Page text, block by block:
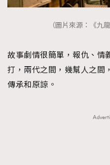
（圖片來源：《九
故事劇情很簡單，報仇、情
打，兩代之間，幾幫人之間
傳承和原諒。